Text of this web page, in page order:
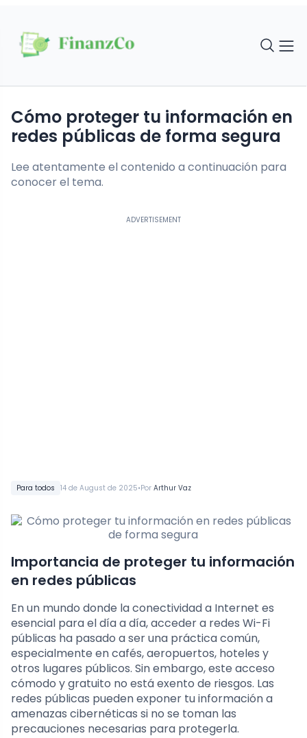
Para todos 14 de August de 2025•Por Arthur Vaz
Cómo proteger tu información en
redes públicas de forma segura
Lee atentamente el contenido a continuación para
conocer el tema.
ADVERTISEMENT
Importancia de proteger tu información
en redes públicas
En un mundo donde la conectividad a Internet es
esencial para el día a día, acceder a redes Wi-Fi
públicas ha pasado a ser una práctica común,
especialmente en cafés, aeropuertos, hoteles y
otros lugares públicos. Sin embargo, este acceso
cómodo y gratuito no está exento de riesgos. Las
redes públicas pueden exponer tu información a
amenazas cibernéticas si no se toman las
precauciones necesarias para protegerla.